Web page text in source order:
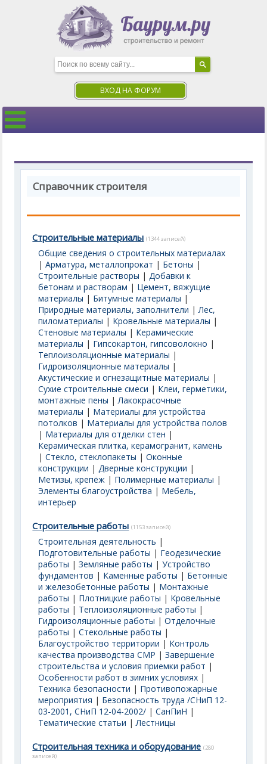
ВХОД НА ФОРУМ
Справочник строителя
Строительные материалы (1344 записей)
Общие сведения о строительных материалах
|Арматура, металлопрокат | Бетоны |
Строительные растворы |Добавки к
бетонам и растворам | Цемент, вяжущие
материалы | Битумные материалы |
Природные материалы, заполнители |Лес,
пиломатериалы | Кровельные материалы |
Стеновые материалы | Керамические
материалы | Гипсокартон, гипсоволокно |
Теплоизоляционные материалы |
Гидроизоляционные материалы |
Акустические и огнезащитные материалы |
Сухие строительные смеси | Клеи, герметики,
монтажные пены |Лакокрасочные
материалы | Материалы для устройства
потолков | Материалы для устройства полов
| Материалы для отделки стен |
Керамическая плитка, керамогранит, камень
|Стекло, стеклопакеты |Оконные
конструкции |Дверные конструкции |
Метизы, крепёж | Полимерные материалы |
Элементы благоустройства | Мебель,
интерьер
Строительные работы (1153 записей)
Строительная деятельность |
Подготовительные работы | Геодезические
работы |Земляные работы |Устройство
фундаментов | Каменные работы | Бетонные
и железобетонные работы | Монтажные
работы | Плотницкие работы | Кровельные
работы | Теплоизоляционные работы |
Гидроизоляционные работы |Отделочные
работы |Стекольные работы |
Благоустройство территории | Контроль
качества производства СМР |Завершение
строительства и условия приемки работ |
Особенности работ в зимних условиях |
Техника безопасности | Противопожарные
мероприятия | Безопасность труда /СНиП 12-
03-2001, СНиП 12-04-2002/ |СанПиН |
Тематические статьи |Лестницы
Строительная техника и оборудование (280
записей)